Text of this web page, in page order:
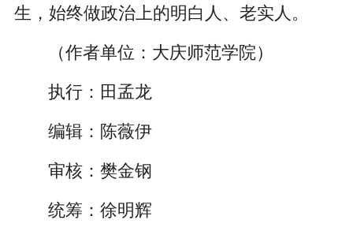
生，始终做政治上的明白人、老实人。
（作者单位：大庆师范学院）
执行：田孟龙
编辑：陈薇伊
审核：樊金钢
统筹：徐明辉